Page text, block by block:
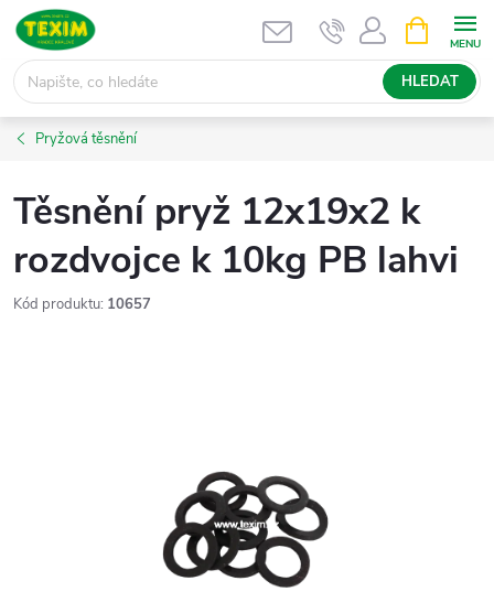
Přejít
obsah
HLEDAT
NÁKUPNÍ
KOŠÍK
Pryžová těsnění
Těsnění pryž 12x19x2 k
rozdvojce k 10kg PB lahvi
Kód produktu: 10657